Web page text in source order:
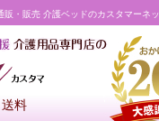
・販売 介護ベッドのカスタマーネ
料